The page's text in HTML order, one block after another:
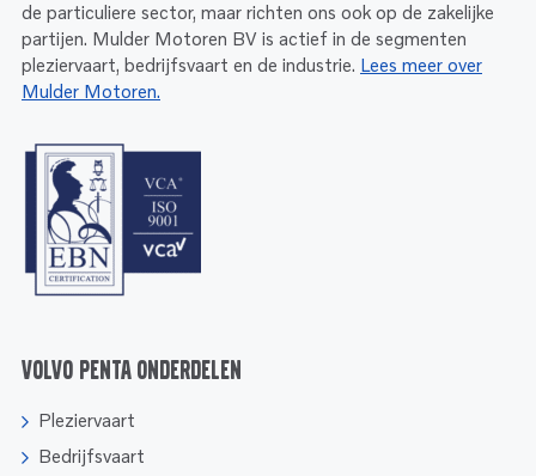
de particuliere sector, maar richten ons ook op de zakelijke
partijen. Mulder Motoren BV is actief in de segmenten
pleziervaart, bedrijfsvaart en de industrie. Lees meer over
Mulder Motoren.
Volvo Penta onderdelen
Pleziervaart
Bedrijfsvaart